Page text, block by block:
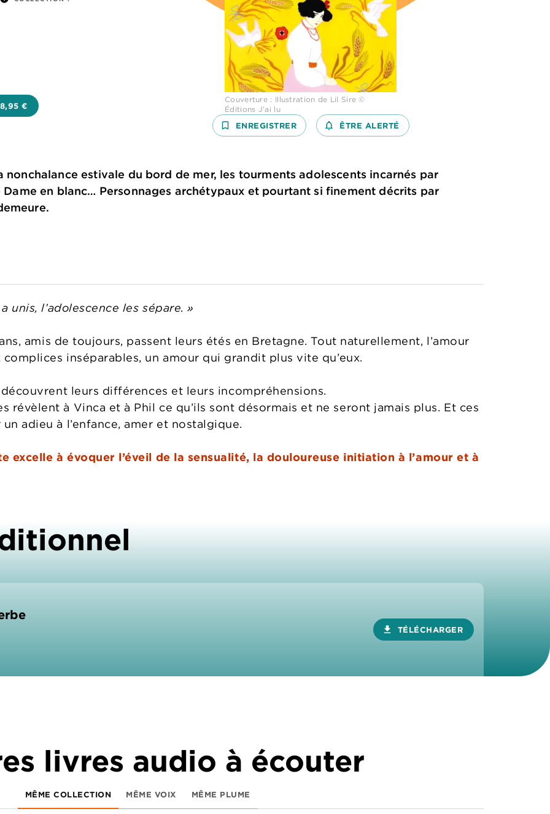
€
Couverture : Illustration de Lil Sire ©
Éditions J’ai lu
bookmark_border ENREGISTRER notifications_none_outlined
ÊTRE ALERTÉ
nonchalance estivale du bord de mer, les tourments adolescents incarnés par
en blanc… Personnages archétypaux et pourtant si finement décrits par
unis, l’adolescence les sépare. »
amis de toujours, passent leurs étés en Bretagne. Tout naturellement, l’amour
complices inséparables, un amour qui grandit plus vite qu’eux.
leurs différences et leurs incompréhensions.
révèlent à Vinca et à Phil ce qu’ils sont désormais et ne seront jamais plus. Et ces
un adieu à l’enfance, amer et nostalgique.
excelle à évoquer l’éveil de la sensualité, la douloureuse initiation à l’amour et à
download TÉLÉCHARGER
livres audio à écouter
MÊME COLLECTION MÊME VOIX MÊME PLUME